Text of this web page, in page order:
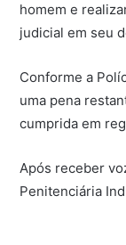
homem e
judicial em seu
Conforme a
uma pena
cumprida em
Após receber
Penitenciária